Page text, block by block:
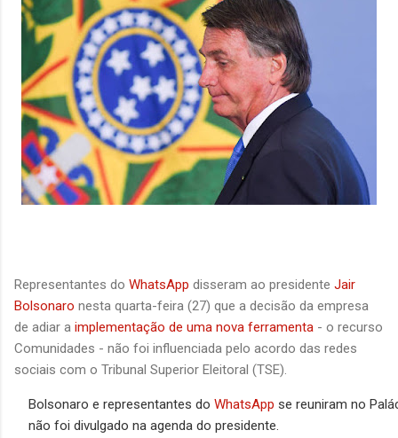
Representantes do WhatsApp disseram ao presidente Jair
Bolsonaro nesta quarta-feira (27) que a decisão da empresa
de adiar a implementação de uma nova ferramenta - o recurso
Comunidades - não foi influenciada pelo acordo das redes
sociais com o Tribunal Superior Eleitoral (TSE).
Bolsonaro e representantes do WhatsApp se reuniram no
não foi divulgado na agenda do presidente.